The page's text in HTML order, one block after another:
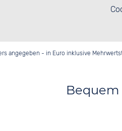
angegeben - in Euro inklusive
Bequem